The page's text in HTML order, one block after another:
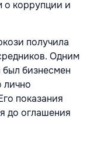
о коррупции и
получила
Одним
бизнесмен
лично
показания
до оглашения